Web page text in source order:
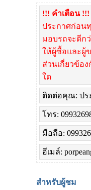
!!! คำเตือน !!!
ประกาศก่อน
มอบรถจะดีก
ให้ผู้ซื้อและผู้
ส่วนเกี่ยวข้อ
ใด
ติดต่อคุณ: ปร
โทร:
มือถือ:
อีเมล์:
สำหรับผู้ชม